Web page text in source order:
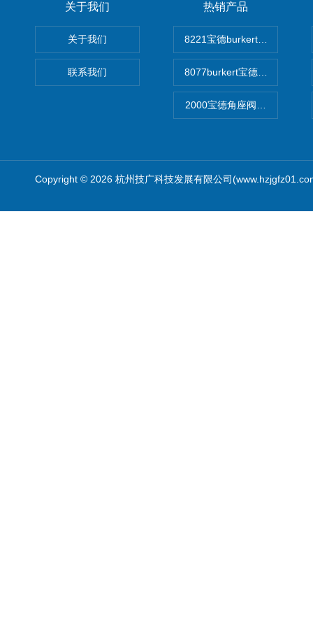
关于我们
关于我们
联系我们
热销产品
8221宝德burkert电导率探头
8077burkert宝德椭圆齿轮脉
2000宝德角座阀德国宝帝
Copyright © 2026 杭州技广科技发展有限公司